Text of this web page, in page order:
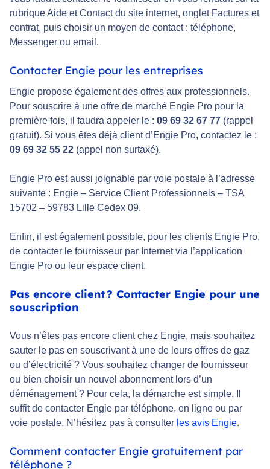
rubrique Aide et Contact du site internet, onglet Factures et
contrat, puis choisir un moyen de contact : téléphone,
Messenger ou email.
Contacter Engie pour les entreprises
Engie propose également des offres aux professionnels.
Pour souscrire à une offre de marché Engie Pro pour la
première fois, il faudra appeler le : 09 69 32 67 77 (rappel
gratuit). Si vous êtes déjà client d’Engie Pro, contactez le :
09 69 32 55 22 (appel non surtaxé).
Engie Pro est aussi joignable par voie postale à l’adresse
suivante : Engie – Service Client Professionnels – TSA
15702 – 59783 Lille Cedex 09.
Enfin, il est également possible, pour les clients Engie Pro,
de contacter le fournisseur par Internet via l’application
Engie Pro ou leur espace client.
Pas encore client ? Contacter Engie pour une
souscription
Vous n’êtes pas encore client chez Engie, mais souhaitez
sauter le pas en souscrivant à une de leurs offres de gaz
ou d’électricité ? Vous souhaitez changer de fournisseur
ou bien choisir un nouvel abonnement lors d’un
déménagement ? Pour cela, la démarche est simple. Il
suffit de contacter Engie par téléphone, en ligne ou par
voie postale. N’hésitez pas à consulter les avis Engie.
Comment contacter Engie gratuitement par
téléphone ?